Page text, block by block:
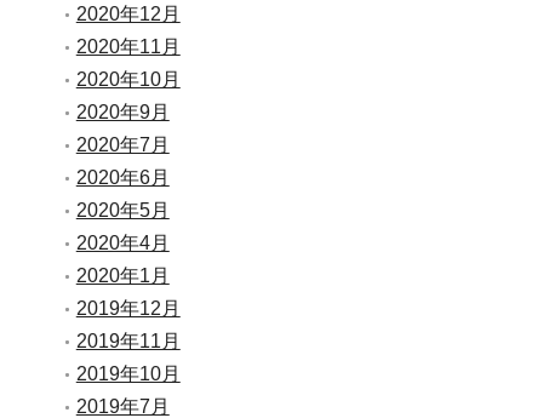
2020年12月
2020年11月
2020年10月
2020年9月
2020年7月
2020年6月
2020年5月
2020年4月
2020年1月
2019年12月
2019年11月
2019年10月
2019年7月